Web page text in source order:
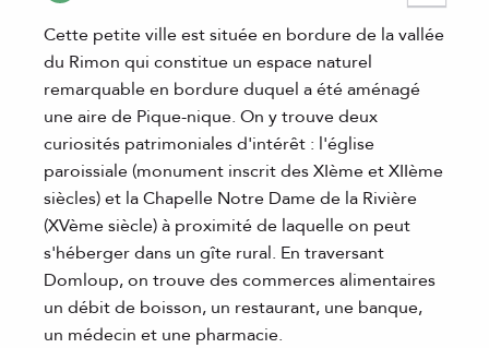
Cette petite ville est située en bordure de la vallée
du Rimon qui constitue un espace naturel
remarquable en bordure duquel a été aménagé
une aire de Pique-nique. On y trouve deux
curiosités patrimoniales d'intérêt : l'église
paroissiale (monument inscrit des XIème et XIIème
siècles) et la Chapelle Notre Dame de la Rivière
(XVème siècle) à proximité de laquelle on peut
s'héberger dans un gîte rural. En traversant
Domloup, on trouve des commerces alimentaires
un débit de boisson, un restaurant, une banque,
un médecin et une pharmacie.